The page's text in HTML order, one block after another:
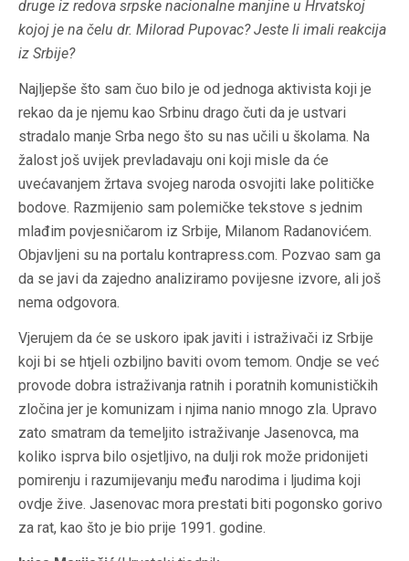
druge iz redova srpske nacionalne manjine u Hrvatskoj
kojoj je na čelu dr. Milorad Pupovac? Jeste li imali reakcija
iz Srbije?
Najljepše što sam čuo bilo je od jednoga aktivista koji je
rekao da je njemu kao Srbinu drago čuti da je ustvari
stradalo manje Srba nego što su nas učili u školama. Na
žalost još uvijek prevladavaju oni koji misle da će
uvećavanjem žrtava svojeg naroda osvojiti lake političke
bodove. Razmijenio sam polemičke tekstove s jednim
mlađim povjesničarom iz Srbije, Milanom Radanovićem.
Objavljeni su na portalu kontrapress.com. Pozvao sam ga
da se javi da zajedno analiziramo povijesne izvore, ali još
nema odgovora.
Vjerujem da će se uskoro ipak javiti i istraživači iz Srbije
koji bi se htjeli ozbiljno baviti ovom temom. Ondje se već
provode dobra istraživanja ratnih i poratnih komunističkih
zločina jer je komunizam i njima nanio mnogo zla. Upravo
zato smatram da temeljito istraživanje Jasenovca, ma
koliko isprva bilo osjetljivo, na dulji rok može pridonijeti
pomirenju i razumijevanju među narodima i ljudima koji
ovdje žive. Jasenovac mora prestati biti pogonsko gorivo
za rat, kao što je bio prije 1991. godine.